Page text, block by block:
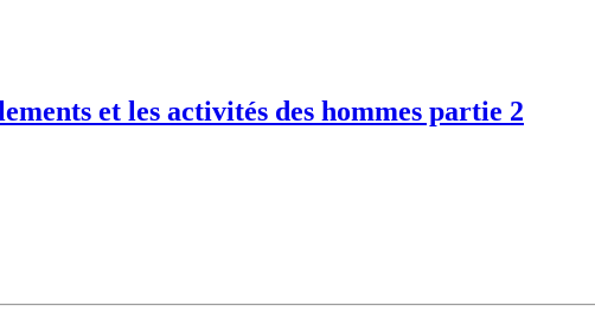
et les activités des hommes partie 2